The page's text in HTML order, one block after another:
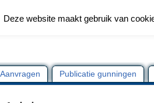
Aanvragen Publicatie gunningen
Deze website maakt gebruik van